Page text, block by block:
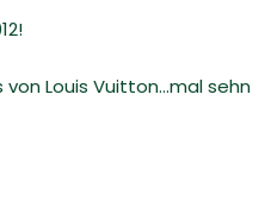
Louis Vuitton...mal sehn